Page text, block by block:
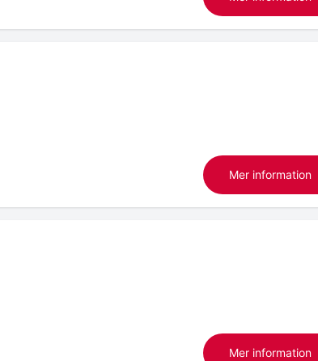
Mer information
Mer information